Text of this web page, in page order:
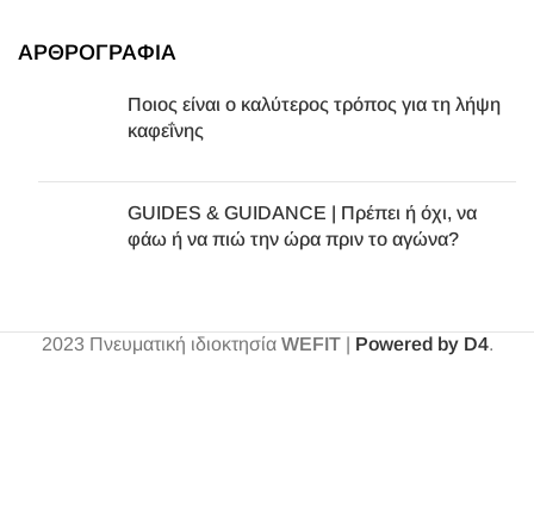
ΑΡΘΡΟΓΡΑΦΙΑ
Ποιος είναι ο καλύτερος τρόπος για τη λήψη
καφεΐνης
GUIDES & GUIDANCE | Πρέπει ή όχι, να
φάω ή να πιώ την ώρα πριν το αγώνα?
2023 Πνευματική ιδιοκτησία WEFIT| Powered by D4.